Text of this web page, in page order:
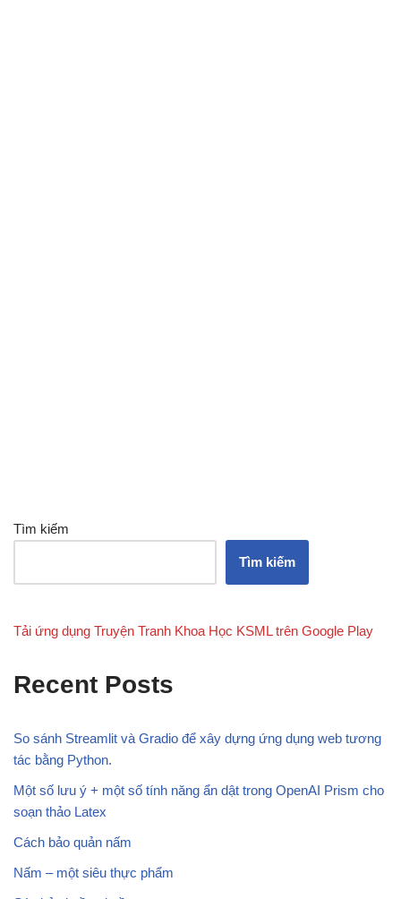
Tìm kiếm
Tìm kiếm
Tải ứng dụng Truyện Tranh Khoa Học KSML trên Google Play
Recent Posts
So sánh Streamlit và Gradio để xây dựng ứng dụng web tương
tác bằng Python.
Một số lưu ý + một số tính năng ẩn dật trong OpenAI Prism cho
soạn thảo Latex
Cách bảo quản nấm
Nấm – một siêu thực phẩm